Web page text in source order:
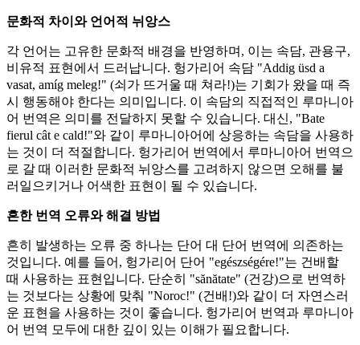
문화적 차이와 언어적 뉘앙스
각 언어는 고유한 문화적 배경을 반영하며, 이는 속담, 관용구,
비유적 표현에서 드러납니다. 헝가리어 속담 "Addig üsd a
vasat, amíg meleg!" (쇠가 뜨거울 때 쳐라!)는 기회가 왔을 때 즉
시 행동해야 한다는 의미입니다. 이 속담의 직접적인 루마니아
어 번역은 의미를 전달하지 못할 수 있습니다. 대신, "Bate
fierul cât e cald!"와 같이 루마니아어에 상응하는 속담을 사용하
는 것이 더 적절합니다. 헝가리어 번역에서 루마니아어 번역으
로 갈 때 이러한 문화적 뉘앙스를 고려하지 않으면 오해를 불
러일으키거나 어색한 표현이 될 수 있습니다.
흔한 번역 오류와 해결 방법
흔히 발생하는 오류 중 하나는 단어 대 단어 번역에 의존하는
것입니다. 예를 들어, 헝가리어 단어 "egészségére!"는 건배할
때 사용하는 표현입니다. 단순히 "sănătate" (건강)으로 번역하
는 것보다는 상황에 맞춰 "Noroc!" (건배!)와 같이 더 자연스러
운 표현을 사용하는 것이 좋습니다. 헝가리어 번역과 루마니아
어 번역 모두에 대한 깊이 있는 이해가 필요합니다.